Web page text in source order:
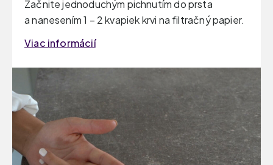
Začnite jednoduchým pichnutím do prsta
a nanesením 1 – 2 kvapiek krvi na filtračný papier.
Viac informácií